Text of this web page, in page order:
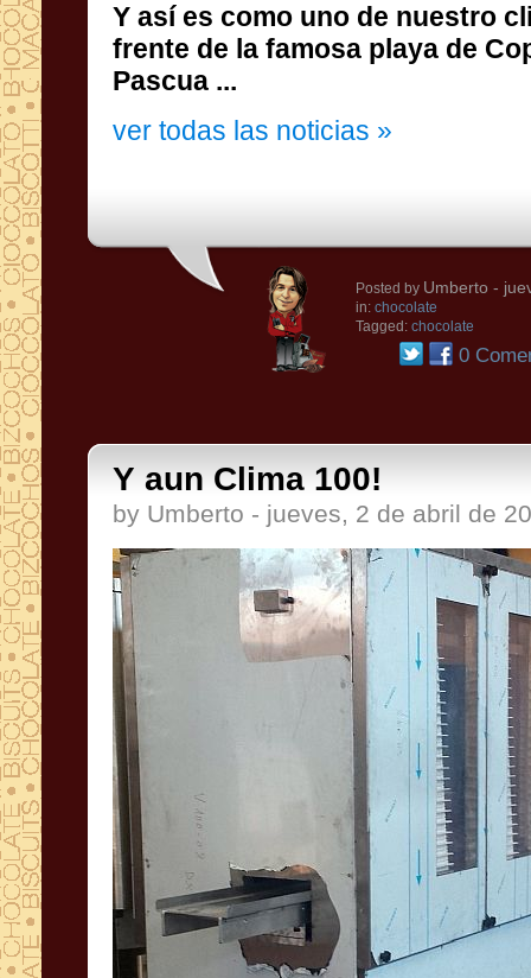
Y así es como uno de nuestro
frente de la famosa playa de
Pascua ...
ver todas las noticias »
Posted by Umberto -
in: chocolate
Tagged: chocolate
0
Y aun Clima 100!
by Umberto - jueves, 2 de abril de